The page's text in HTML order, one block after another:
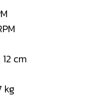
cm
kg